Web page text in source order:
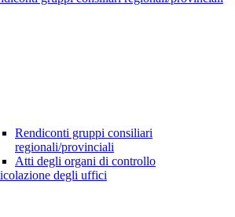
Rendiconti gruppi consiliari
regionali/provinciali
Atti degli organi di controllo
degli uffici